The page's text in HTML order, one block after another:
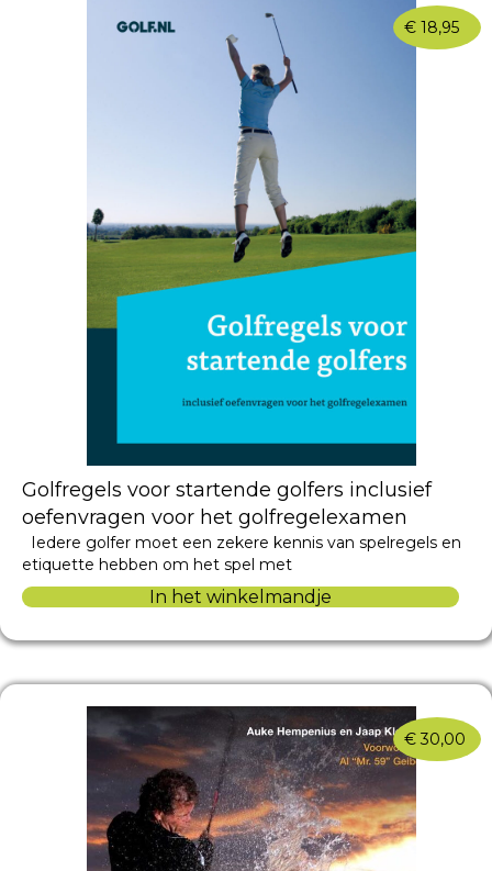
€ 18,95
Golfregels voor startende golfers inclusief
oefenvragen voor het golfregelexamen
Iedere golfer moet een zekere kennis van spelregels en
etiquette hebben om het spel met
In het winkelmandje
€ 30,00